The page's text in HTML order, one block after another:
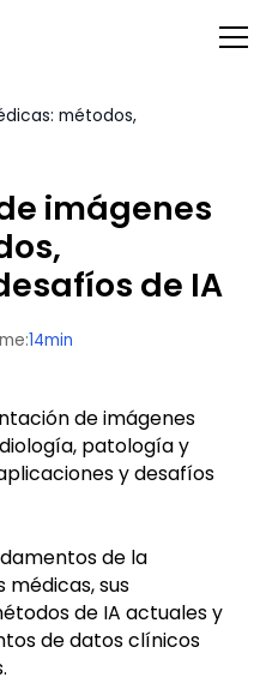
métodos,
imágenes
de IA
14min
de la
sus
de IA actuales y
de datos clínicos